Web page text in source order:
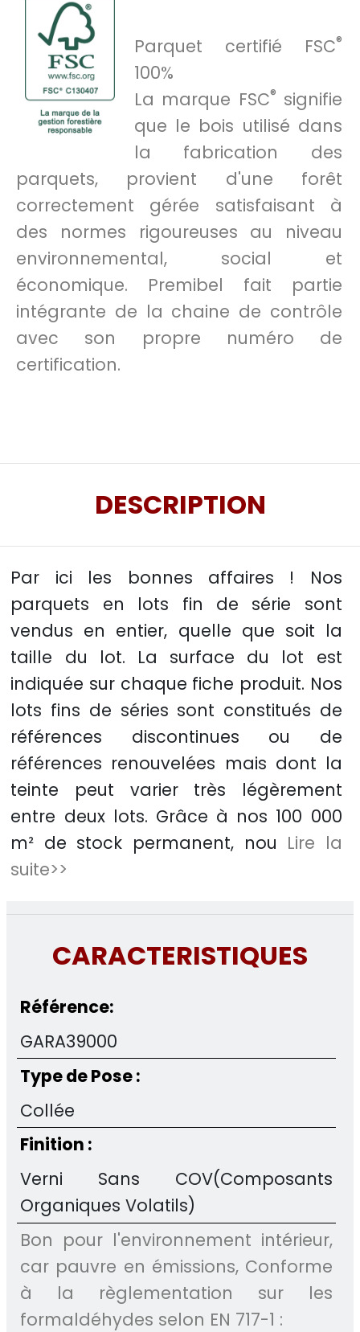
Parquet certifié FSC®
100%
La marque FSC® signifie
que le bois utilisé dans
la fabrication des
parquets, provient d'une forêt
correctement gérée satisfaisant à
des normes rigoureuses au niveau
environnemental, social et
économique. Premibel fait partie
intégrante de la chaine de contrôle
avec son propre numéro de
certification.
DESCRIPTION
Par ici les bonnes affaires ! Nos
parquets en lots fin de série sont
vendus en entier, quelle que soit la
taille du lot. La surface du lot est
indiquée sur chaque fiche produit. Nos
lots fins de séries sont constitués de
références discontinues ou de
références renouvelées mais dont la
teinte peut varier très légèrement
entre deux lots. Grâce à nos 100 000
m² de stock permanent, nou Lire la
suite>>
CARACTERISTIQUES
Référence:
GARA39000
Type de Pose :
Collée
Finition :
Verni Sans COV(Composants
Organiques Volatils)
Bon pour l'environnement intérieur,
car pauvre en émissions, Conforme
à la règlementation sur les
formaldéhydes selon EN 717-1 :